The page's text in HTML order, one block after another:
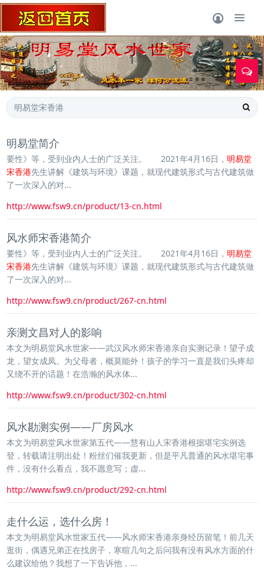
1
明易堂简介
要性》等，受到业内人士的广泛关注。 2021年4月16日， 明易堂
宋香港先生讲解《建筑与环境》课题，就现代建筑形式与古代建筑做
了一次深入的对...
http://www.fsw9.cn/product/13-cn.html
风水师宋香港简介
要性》等，受到业内人士的广泛关注。 2021年4月16日， 明易堂
宋香港先生讲解《建筑与环境》课题，就现代建筑形式与古代建筑做
了一次深入的对...
http://www.fsw9.cn/product/267-cn.html
亲测文昌对人的影响
本文为明易堂风水世家——武汉风水师宋香港亲自实测记录！望子成
龙，望女成凤。为父母者，概莫能外！孩子的学习一直是我们头疼却
又绕不开的话题！在浩瀚的风水体...
http://www.fsw9.cn/product/302-cn.html
风水勘测实例——厂房风水
本文为明易堂风水世家第五代——慧有山人宋香港根据堪宅实例选
登，转载请注明出处！粉丝们催我更新，但是平凡普通的风水堪宅事
件，没有什么看点，我不愿意写；虚...
http://www.fsw9.cn/product/292-cn.html
走什么运，选什么房！
本文为明易堂风水世家五代——风水师宋香港亲身经历留笔！前几天
逛街，偶遇兄弟正在找房子，寒暄几句之后问我有没有风水方面的什
么建议给他？我想了一下告诉他，...